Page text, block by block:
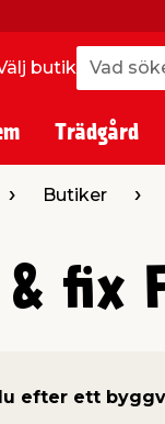
butik Vad
Vad
Trädgård
Butiker
fix
efter ett